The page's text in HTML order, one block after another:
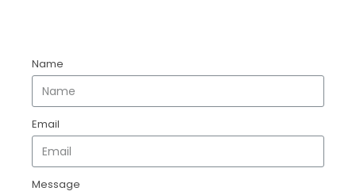
Name
Email
Message